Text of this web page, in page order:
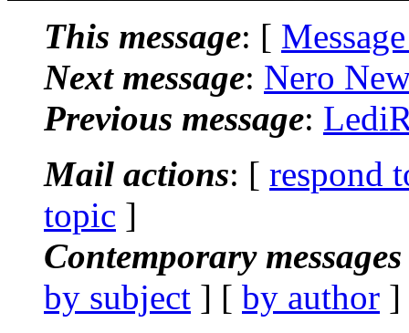
This message: [
Next message: Nero
Previous message:
Mail actions: [ respond
topic ]
Contemporary
by subject ] [ by author